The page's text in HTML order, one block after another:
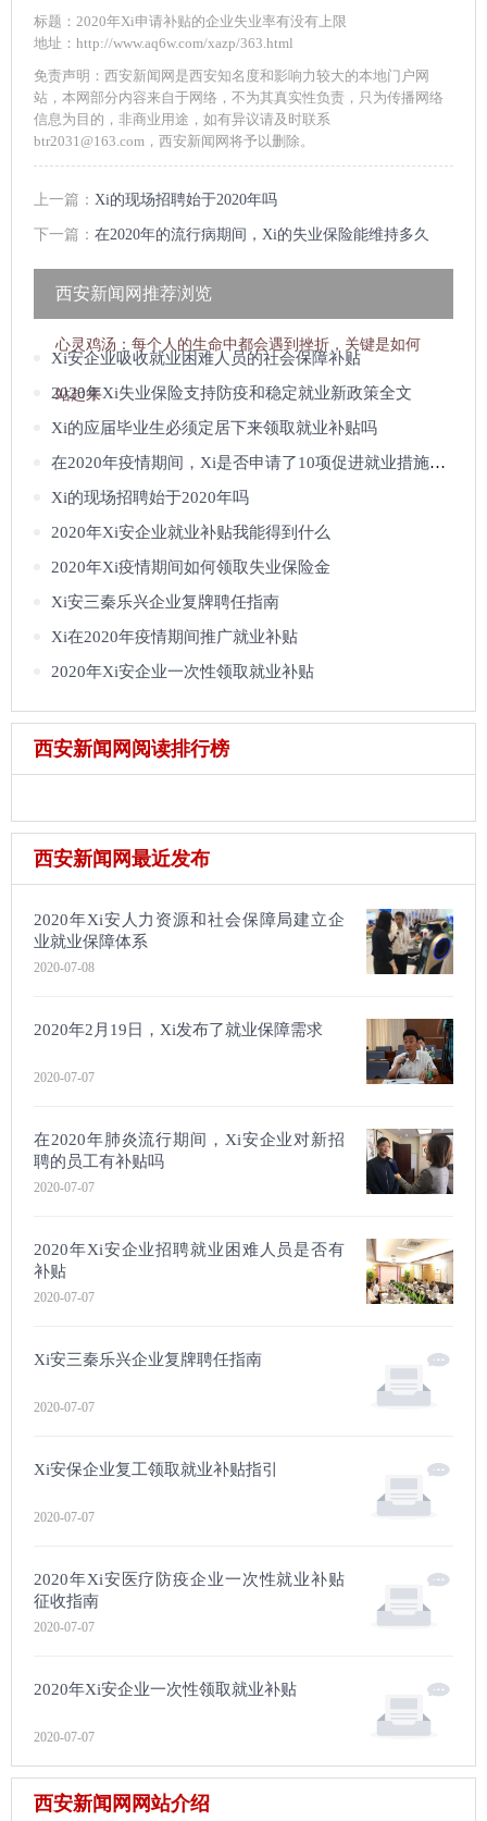
标题：2020年Xi申请补贴的企业失业率有没有上限
地址：http://www.aq6w.com/xazp/363.html
免责声明：西安新闻网是西安知名度和影响力较大的本地门户网
站，本网部分内容来自于网络，不为其真实性负责，只为传播网络
信息为目的，非商业用途，如有异议请及时联系
btr2031@163.com，西安新闻网将予以删除。
上一篇： Xi的现场招聘始于2020年吗
下一篇： 在2020年的流行病期间，Xi的失业保险能维持多久
西安新闻网推荐浏览
心灵鸡汤： 每个人的生命中都会遇到挫折，关键是如何
站起来
Xi安企业吸收就业困难人员的社会保障补贴
2020年Xi失业保险支持防疫和稳定就业新政策全文
Xi的应届毕业生必须定居下来领取就业补贴吗
在2020年疫情期间，Xi是否申请了10项促进就业措施的补贴
Xi的现场招聘始于2020年吗
2020年Xi安企业就业补贴我能得到什么
2020年Xi疫情期间如何领取失业保险金
Xi安三秦乐兴企业复牌聘任指南
Xi在2020年疫情期间推广就业补贴
2020年Xi安企业一次性领取就业补贴
西安新闻网阅读排行榜
西安新闻网最近发布
2020年Xi安人力资源和社会保障局建立企
业就业保障体系
2020-07-08
2020年2月19日，Xi发布了就业保障需求
2020-07-07
在2020年肺炎流行期间，Xi安企业对新招
聘的员工有补贴吗
2020-07-07
2020年Xi安企业招聘就业困难人员是否有
补贴
2020-07-07
Xi安三秦乐兴企业复牌聘任指南
2020-07-07
Xi安保企业复工领取就业补贴指引
2020-07-07
2020年Xi安医疗防疫企业一次性就业补贴
征收指南
2020-07-07
2020年Xi安企业一次性领取就业补贴
2020-07-07
西安新闻网网站介绍